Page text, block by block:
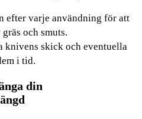
efter varje användning för att
och smuts.
knivens skick och eventuella
i tid.
din